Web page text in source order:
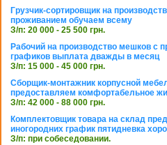
Грузчик-сортировщик на
проживанием обучаем всему
З/п: 20 000 - 25 500 грн.
Рабочий на производство мешков с
графиков выплата дважды в месяц
З/п: 15 000 - 45 000 грн.
Сборщик-монтажник корпусной
предоставляем комфортабельное
З/п: 42 000 - 88 000 грн.
Комплектовщик товара на склад
иногородних график пятидневка
З/п: при собеседовании.